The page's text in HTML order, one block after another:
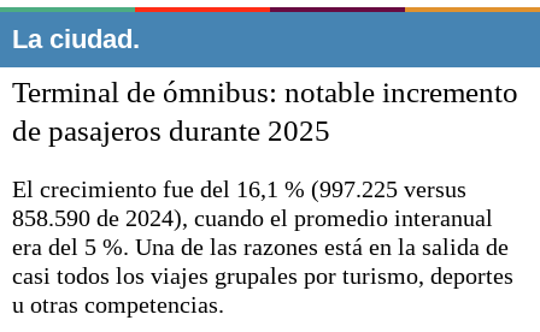
El mundo
Seguridad
Deportes
Escenario Olímpico
Liga del Sur
Básquetbol
Fútbol
La ciudad.
Terminal de ómnibus: notable incremento
de pasajeros durante 2025
El crecimiento fue del 16,1 % (997.225 versus
858.590 de 2024), cuando el promedio interanual
era del 5 %. Una de las razones está en la salida de
casi todos los viajes grupales por turismo, deportes
u otras competencias.